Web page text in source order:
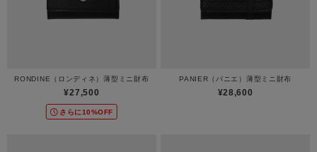
RONDINE（ロンディネ）薄型ミニ財布
¥27,500
さらに10%OFF
PANIER（パニエ）薄型ミニ財布
¥28,600